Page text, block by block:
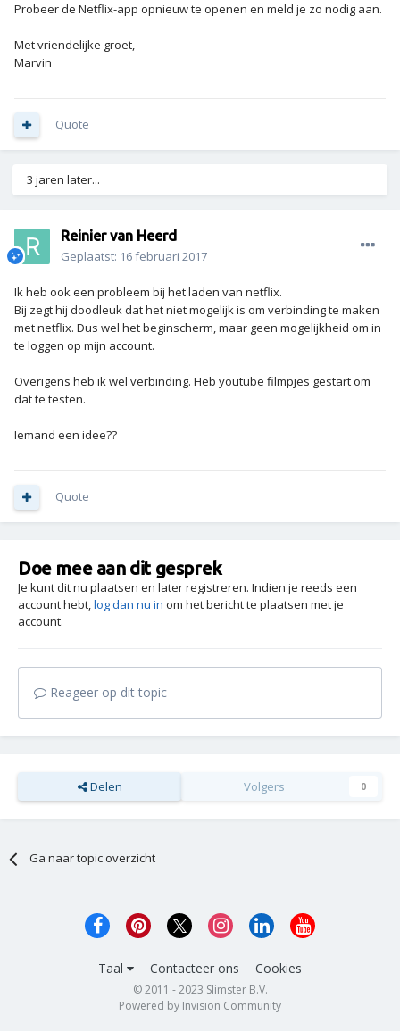
Probeer de Netflix-app opnieuw te openen en meld je zo nodig aan.
Met vriendelijke groet,
Marvin
Quote
3 jaren later...
Reinier van Heerd
Geplaatst: 16 februari 2017
Ik heb ook een probleem bij het laden van netflix.
Bij zegt hij doodleuk dat het niet mogelijk is om verbinding te maken
met netflix. Dus wel het beginscherm, maar geen mogelijkheid om in
te loggen op mijn account.
Overigens heb ik wel verbinding. Heb youtube filmpjes gestart om
dat te testen.
Iemand een idee??
Quote
Doe mee aan dit gesprek
Je kunt dit nu plaatsen en later registreren. Indien je reeds een
account hebt,log dan nu in om het bericht te plaatsen met je
account.
Reageer op dit topic
Delen Volgers 0
Ga naar topic overzicht
Taal Contacteer ons Cookies
© 2011 - 2023 Slimster B.V.
Powered by Invision Community